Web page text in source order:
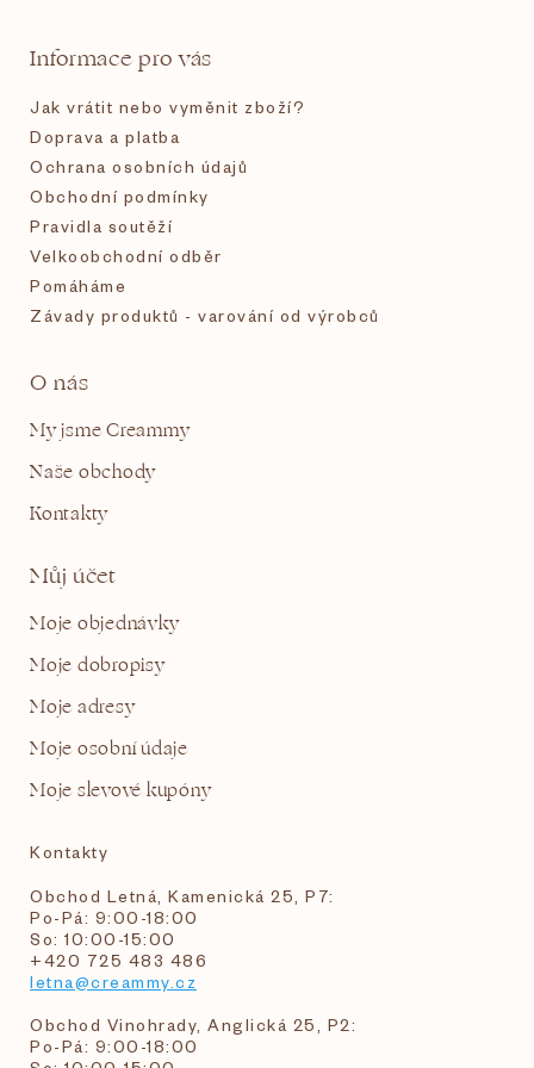
Informace pro vás
Jak vrátit nebo vyměnit zboží?
Doprava a platba
Ochrana osobních údajů
Obchodní podmínky
Pravidla soutěží
Velkoobchodní odběr
Pomáháme
Závady produktů - varování od výrobců
O nás
My jsme Creammy
Naše obchody
Kontakty
Můj účet
Moje objednávky
Moje dobropisy
Moje adresy
Moje osobní údaje
Moje slevové kupóny
Kontakty
Obchod Letná, Kamenická 25, P7:
Po-Pá: 9:00-18:00
So: 10:00-15:00
+420 725 483 486
letna@creammy.cz
Obchod Vinohrady, Anglická 25, P2:
Po-Pá: 9:00-18:00